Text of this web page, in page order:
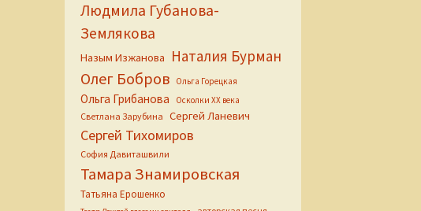
Людмила Губанова-
Землякова
Назым Изжанова Наталия Бурман
Олег Бобров Ольга Горецкая
Ольга Грибанова Осколки ХХ века
Светлана Зарубина Сергей Ланевич
Сергей Тихомиров
София Давиташвили
Тамара Знамировская
Татьяна Ерошенко